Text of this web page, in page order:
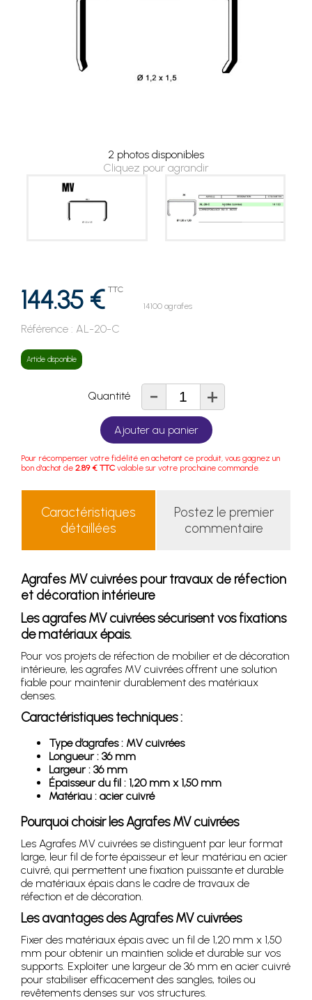
2 photos disponibles
Cliquez pour agrandir
144.35 € TTC
14100 agrafes
Référence : AL-20-C
Article disponible
Quantité - +
Ajouter au panier
Pour récompenser votre fidélité en achetant ce produit, vous gagnez un
bon d'achat de 2.89 € TTC valable sur votre prochaine commande.
Caractéristiques
détaillées
Postez le premier
commentaire
Agrafes MV cuivrées pour travaux de réfection
et décoration intérieure
Les agrafes MV cuivrées sécurisent vos fixations
de matériaux épais.
Pour vos projets de réfection de mobilier et de décoration
intérieure, les agrafes MV cuivrées offrent une solution
fiable pour maintenir durablement des matériaux
denses.
Caractéristiques techniques :
Type d’agrafes : MV cuivrées
Longueur : 36 mm
Largeur : 36 mm
Épaisseur du fil : 1,20 mm x 1,50 mm
Matériau : acier cuivré
Pourquoi choisir les Agrafes MV cuivrées
Les Agrafes MV cuivrées se distinguent par leur format
large, leur fil de forte épaisseur et leur matériau en acier
cuivré, qui permettent une fixation puissante et durable
de matériaux épais dans le cadre de travaux de
réfection et de décoration.
Les avantages des Agrafes MV cuivrées
Fixer des matériaux épais avec un fil de 1,20 mm x 1,50
mm pour obtenir un maintien solide et durable sur vos
supports. Exploiter une largeur de 36 mm en acier cuivré
pour stabiliser efficacement des sangles, toiles ou
revêtements denses sur vos structures.